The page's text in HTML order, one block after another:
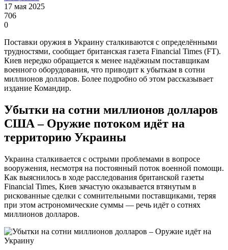
17 мая 2025
706
0
Поставки оружия в Украину сталкиваются с определёнными
трудностями, сообщает британская газета Financial Times (FT).
Киев нередко обращается к менее надёжным поставщикам
военного оборудования, что приводит к убыткам в сотни
миллионов долларов. Более подробно об этом рассказывает
издание Командир.
Убытки на сотни миллионов долларов
США – Оружие потоком идёт на
территорию Украины
Украина сталкивается с острыми проблемами в вопросе
вооружения, несмотря на постоянный поток военной помощи.
Как выяснилось в ходе расследования британской газеты
Financial Times, Киев зачастую оказывается втянутым в
рискованные сделки с сомнительными поставщиками, теряя
при этом астрономические суммы — речь идёт о сотнях
миллионов долларов.